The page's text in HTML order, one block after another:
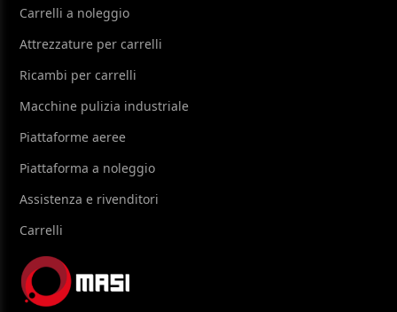
Carrelli a noleggio
Attrezzature per carrelli
Ricambi per carrelli
Macchine pulizia industriale
Piattaforme aeree
Piattaforma a noleggio
Assistenza e rivenditori
Carrelli